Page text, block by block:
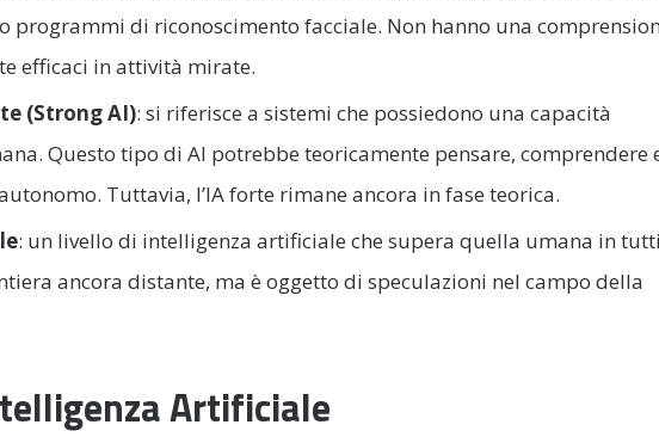
programmi di riconoscimento facciale. Non hanno una
efficaci in attività mirate.
(Strong AI): si riferisce a sistemi che possiedono una capacità
Questo tipo di AI potrebbe teoricamente pensare, comprendere
Tuttavia, l’IA forte rimane ancora in fase teorica.
: un livello di intelligenza artificiale che supera quella umana in
ancora distante, ma è oggetto di speculazioni nel campo della
Artificiale